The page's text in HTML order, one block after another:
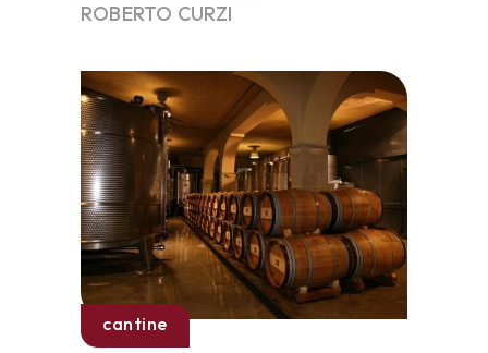
ROBERTO CURZI
cantine